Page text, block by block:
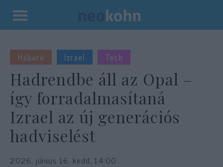
Kilépés
tartalomba
Háború Izrael Tech
Hadrendbe áll az Opal –
így forradalmasítaná
Izrael az új generációs
hadviselést
2026. június 16. kedd, 14:00